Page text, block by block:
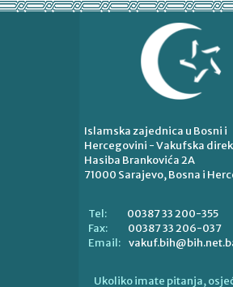
Islamska zajednica u Bosni i
Hercegovini - Vakufska
Hasiba Brankovića 2A
71000 Sarajevo, Bosna i
Tel:
00387 33 200-355
Fax:
00387 33 206-037
Email:
Ukoliko imate pitanja,